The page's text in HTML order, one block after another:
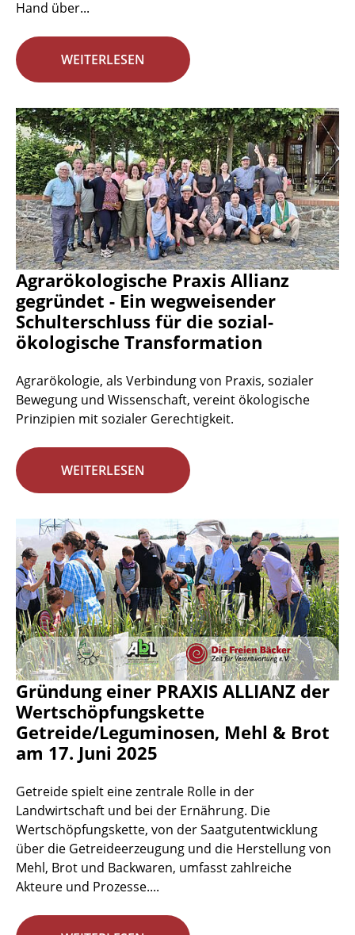
Hand über...
WEITERLESEN
Agrarökologische Praxis Allianz
gegründet - Ein wegweisender
Schulterschluss für die sozial-
ökologische Transformation
Agrarökologie, als Verbindung von Praxis, sozialer
Bewegung und Wissenschaft, vereint ökologische
Prinzipien mit sozialer Gerechtigkeit.
WEITERLESEN
Gründung einer PRAXIS ALLIANZ der
Wertschöpfungskette
Getreide/Leguminosen, Mehl & Brot
am 17. Juni 2025
Getreide spielt eine zentrale Rolle in der
Landwirtschaft und bei der Ernährung. Die
Wertschöpfungskette, von der Saatgutentwicklung
über die Getreideerzeugung und die Herstellung von
Mehl, Brot und Backwaren, umfasst zahlreiche
Akteure und Prozesse....